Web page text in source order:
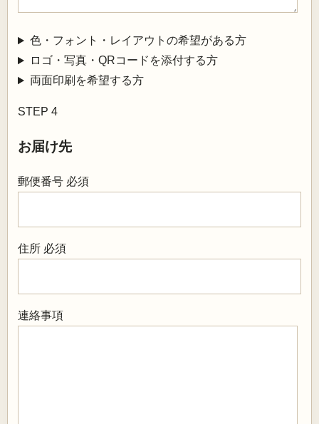
色・フォント・レイアウトの希望がある方
ロゴ・写真・QRコードを添付する方
両面印刷を希望する方
STEP 4
お届け先
郵便番号 必須
住所 必須
連絡事項